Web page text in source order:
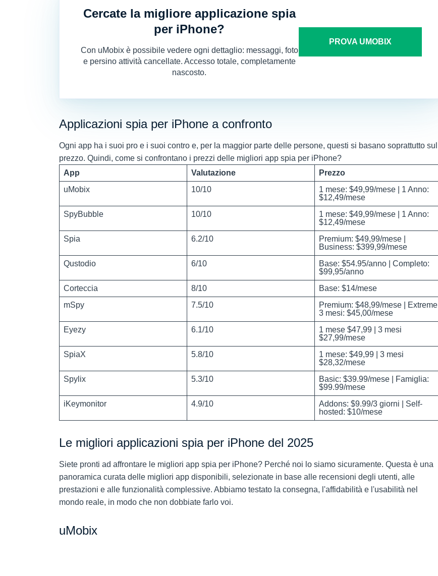
Cercate la migliore applicazione spia
per iPhone?
Con uMobix è possibile vedere ogni dettaglio: messaggi, foto
e persino attività cancellate. Accesso totale, completamente
nascosto.
PROVA UMOBIX
Applicazioni spia per iPhone a confronto
Ogni app ha i suoi pro e i suoi contro e, per la maggior parte delle persone, questi si basano soprattutto sul
prezzo. Quindi, come si confrontano i prezzi delle migliori app spia per iPhone?
App
Valutazione
Prezzo
uMobix
10/10
1 mese: $49,99/mese | 1 Anno:
$12,49/mese
SpyBubble
10/10
1 mese: $49,99/mese | 1 Anno:
$12,49/mese
Spia
6.2/10
Premium: $49,99/mese |
Business: $399,99/mese
Qustodio
6/10
Base: $54.95/anno | Completo:
$99,95/anno
Corteccia
8/10
Base: $14/mese
mSpy
7.5/10
Premium: $48,99/mese | Extreme
3 mesi: $45,00/mese
Eyezy
6.1/10
1 mese $47,99 | 3 mesi
$27,99/mese
SpiaX
5.8/10
1 mese: $49,99 | 3 mesi
$28,32/mese
Spylix
5.3/10
Basic: $39.99/mese | Famiglia:
$99.99/mese
iKeymonitor
4.9/10
Addons: $9.99/3 giorni | Self-
hosted: $10/mese
Le migliori applicazioni spia per iPhone del 2025
Siete pronti ad affrontare le migliori app spia per iPhone? Perché noi lo siamo sicuramente. Questa è una
panoramica curata delle migliori app disponibili, selezionate in base alle recensioni degli utenti, alle
prestazioni e alle funzionalità complessive. Abbiamo testato la consegna, l'affidabilità e l'usabilità nel
mondo reale, in modo che non dobbiate farlo voi.
uMobix